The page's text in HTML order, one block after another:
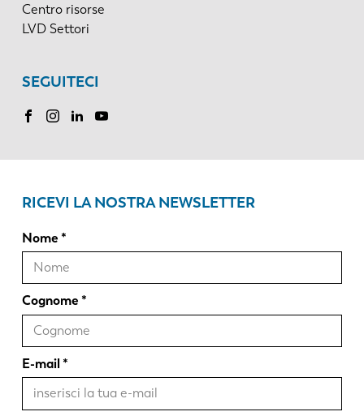
Centro risorse
LVD Settori
SEGUITECI
RICEVI LA NOSTRA NEWSLETTER
Nome
Cognome
E-mail